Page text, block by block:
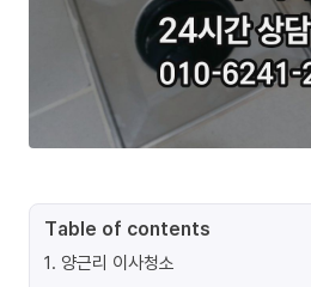
Table of contents
1. 양근리 이사청소